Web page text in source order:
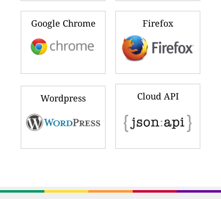
Google Chrome Firefox
Wordpress Cloud API